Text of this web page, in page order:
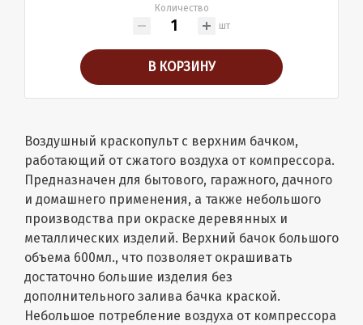
Количество
шт
В КОРЗИНУ
Воздушный краскопульт с верхним бачком,
работающий от сжатого воздуха от компрессора.
Предназначен для бытового, гаражного, дачного
и домашнего применения, а также небольшого
производства при окраске деревянных и
металлических изделий. Верхний бачок большого
объема 600мл., что позволяет окрашивать
достаточно большие изделия без
дополнительного залива бачка краской.
Небольшое потребление воздуха от компрессора